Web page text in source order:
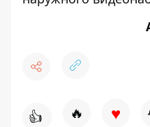
👍 🔥 ♥